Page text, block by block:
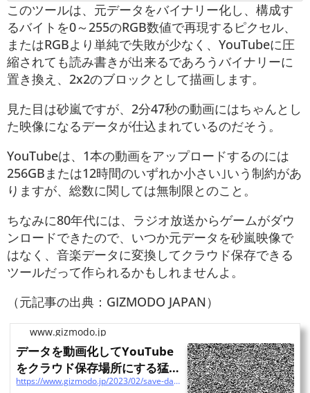
このツールは、元データをバイナリー化し、構成す
るバイトを0～255のRGB数値で再現するピクセル、
またはRGBより単純で失敗が少なく、YouTubeに圧
縮されても読み書きが出来るであろうバイナリーに
置き換え、2x2のブロックとして描画します。
見た目は砂嵐ですが、2分47秒の動画にはちゃんとし
た映像になるデータが仕込まれているのだそう。
YouTubeは、1本の動画をアップロードするのには
256GBまたは12時間のいずれか小さい｣いう制約があ
りますが、総数に関しては無制限とのこと。
ちなみに80年代には、ラジオ放送からゲームがダウ
ンロードできたので、いつか元データを砂嵐映像で
はなく、音楽データに変換してクラウド保存できる
ツールだって作られるかもしれませんよ。
（元記事の出典：GIZMODO JAPAN）
www.gizmodo.jp
データを動画化してYouTube
をクラウド保存場所にする猛者
現る
https://www.gizmodo.jp/2023/02/save-data-on-youtube-cloud.html?utm_source=pocket_saves